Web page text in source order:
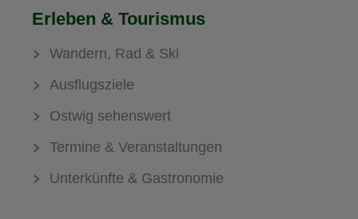
Erleben & Tourismus
Wandern, Rad & Ski
Ausflugsziele
Ostwig sehenswert
Termine & Veranstaltungen
Unterkünfte & Gastronomie